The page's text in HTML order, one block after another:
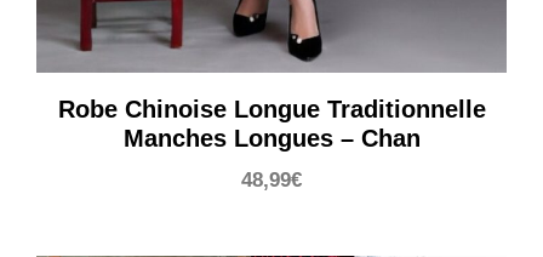
Robe Chinoise Longue Traditionnelle
Manches Longues – Chan
48,99€